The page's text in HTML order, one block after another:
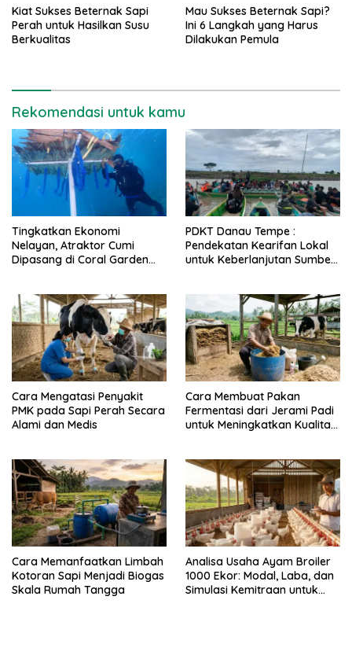
Kiat Sukses Beternak Sapi
Perah untuk Hasilkan Susu
Berkualitas
Mau Sukses Beternak Sapi?
Ini 6 Langkah yang Harus
Dilakukan Pemula
Rekomendasi untuk kamu
Tingkatkan Ekonomi
Nelayan, Atraktor Cumi
Dipasang di Coral Garden
PDKT Danau Tempe :
Pendekatan Kearifan Lokal
untuk Keberlanjutan Sumber
Cara Mengatasi Penyakit
PMK pada Sapi Perah Secara
Alami dan Medis
Cara Membuat Pakan
Fermentasi dari Jerami Padi
untuk Meningkatkan Kualitas
Cara Memanfaatkan Limbah
Kotoran Sapi Menjadi Biogas
Skala Rumah Tangga
Analisa Usaha Ayam Broiler
1000 Ekor: Modal, Laba, dan
Simulasi Kemitraan untuk